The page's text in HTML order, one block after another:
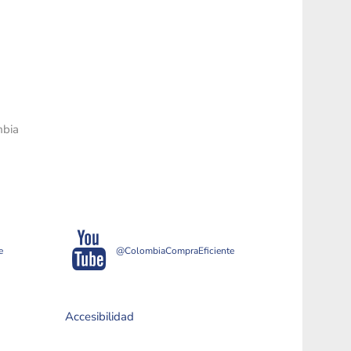
@ColombiaCompraEficiente
Accesibilidad